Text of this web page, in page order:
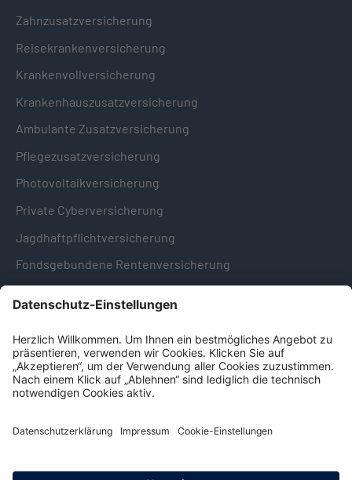
Zahnzusatzversicherung
Reisekrankenversicherung
Krankenvollversicherung
Krankenhauszusatzversicherung
Ambulante Zusatzversicherung
Pflegezusatzversicherung
Photovoltaikversicherung
Private Cyberversicherung
Jagdhaftpflichtversicherung
Fondsgebundene Rentenversicherung
Hinweise & Informationen
Impressum
Datenschutz
Hinweisgebersystem -